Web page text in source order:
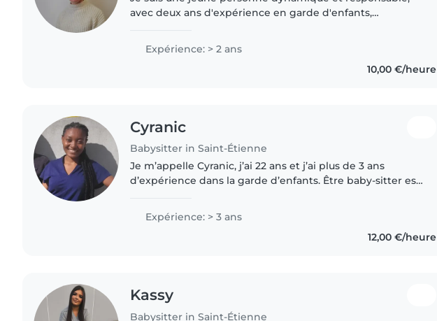
avec deux ans d'expérience en garde d'enfants,
Expérience: > 2 ans
10,00 €/heure
Cyranic
Babysitter in Saint-Étienne
Je m’appelle Cyranic, j’ai 22 ans et j’ai plus de 3 ans
d’expérience dans la garde d’enfants. Être baby-sitter est
rire, de..
Expérience: > 3 ans
12,00 €/heure
Kassy
Babysitter in Saint-Étienne